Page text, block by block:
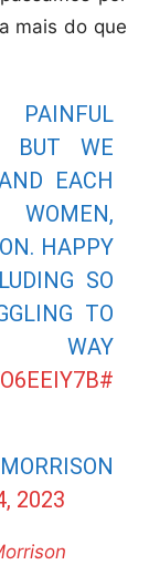
mais do que
BUT WE
EACH
HAPPY
SO
TO
#
2023